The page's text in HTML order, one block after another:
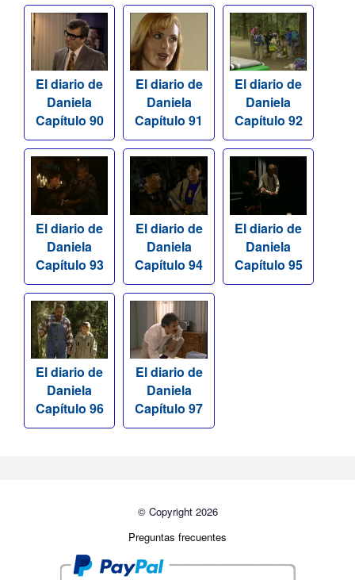
El diario de
Daniela
Capítulo 90
El diario de
Daniela
Capítulo 91
El diario de
Daniela
Capítulo 92
El diario de
Daniela
Capítulo 93
El diario de
Daniela
Capítulo 94
El diario de
Daniela
Capítulo 95
El diario de
Daniela
Capítulo 96
El diario de
Daniela
Capítulo 97
© Copyright 2026
Preguntas frecuentes